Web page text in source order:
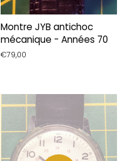
Montre JYB antichoc
mécanique - Années 70
Prix
€79,00